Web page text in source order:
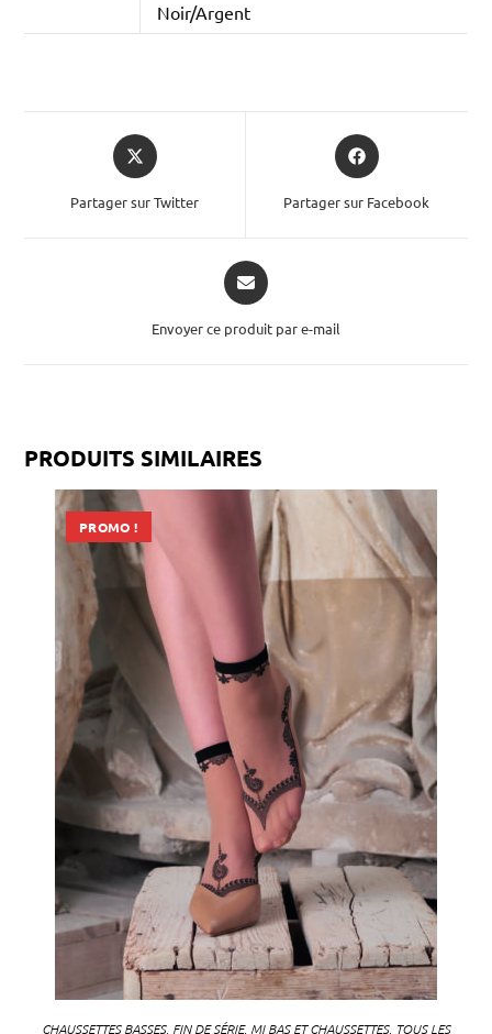
Noir/Argent
Partager sur Twitter Partager sur Facebook
Envoyer ce produit par e-mail
PRODUITS SIMILAIRES
PROMO !
CHAUSSETTES BASSES, FIN DE SÉRIE, MI BAS ET CHAUSSETTES, TOUS LES